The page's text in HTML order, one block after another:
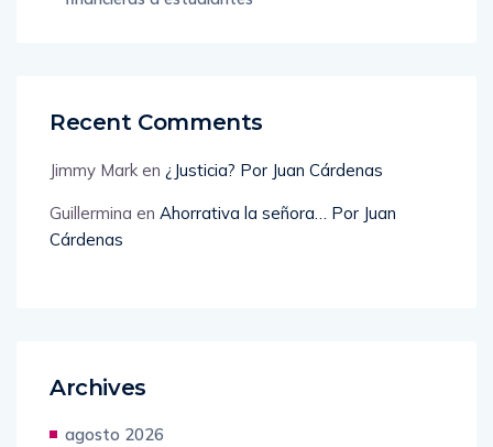
Recent Comments
Jimmy Mark en ¿Justicia? Por Juan Cárdenas
Guillermina en Ahorrativa la señora… Por Juan
Cárdenas
Archives
agosto 2026